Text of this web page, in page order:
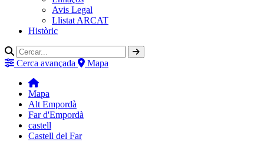
Avis Legal
Llistat ARCAT
Històric
Cerca avançada Mapa
Mapa
Alt Empordà
Far d'Empordà
castell
Castell del Far